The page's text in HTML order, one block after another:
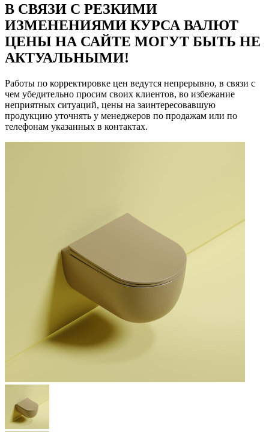
В СВЯЗИ С РЕЗКИМИ
ИЗМЕНЕНИЯМИ КУРСА ВАЛЮТ
ЦЕНЫ НА САЙТЕ МОГУТ БЫТЬ НЕ
АКТУАЛЬНЫМИ!
Работы по корректировке цен ведутся непрерывно, в связи с
чем убедительно просим своих клиентов, во избежание
неприятных ситуаций, цены на заинтересовавшую
продукцию уточнять у менеджеров по продажам или по
телефонам указанных в контактах.